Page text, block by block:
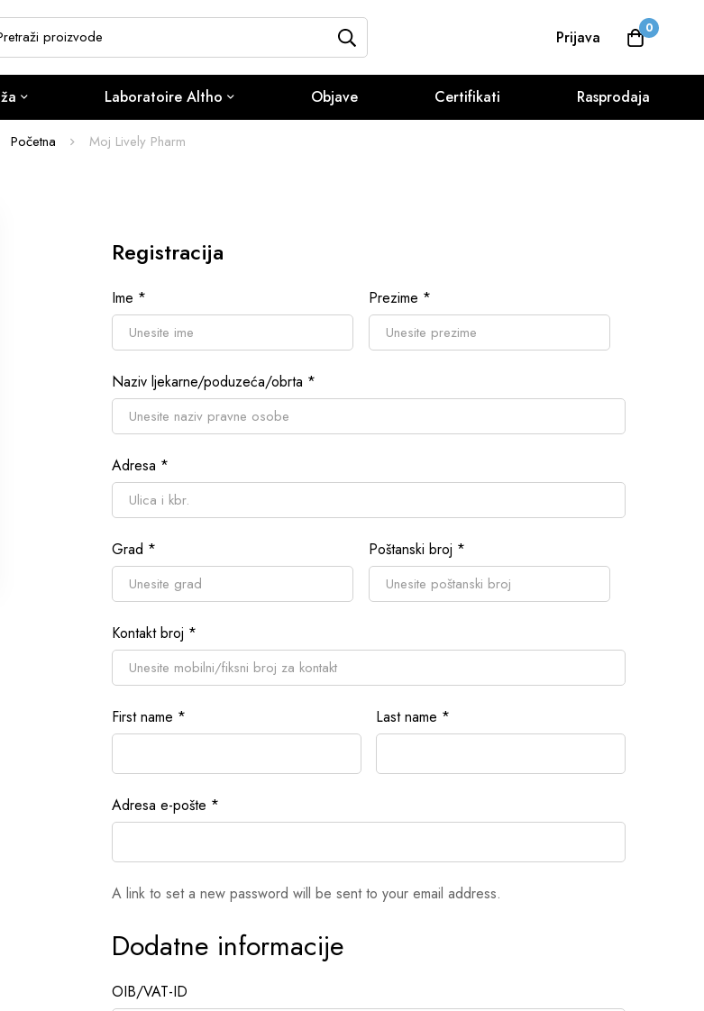
Prijava 0
Laboratoire Altho Objave Certifikati Rasprodaja
Početna Moj Lively Pharm
Registracija
Ime * Prezime *
Naziv ljekarne/poduzeća/obrta *
Adresa *
Grad * Poštanski broj *
Kontakt broj *
First name * Last name *
Adresa e-pošte *
A link to set a new password will be sent to your email address.
Dodatne informacije
OIB/VAT-ID